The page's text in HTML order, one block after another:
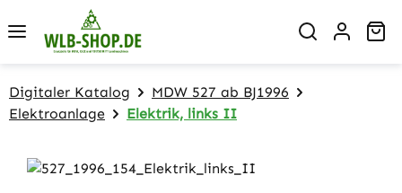
Zum Hauptinhalt springen
Digitaler Katalog
MDW 527 ab BJ1996
Elektroanlage
Elektrik, links II